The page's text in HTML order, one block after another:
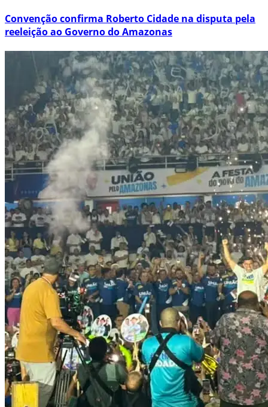
Convenção confirma Roberto Cidade na disputa pela
reeleição ao Governo do Amazonas